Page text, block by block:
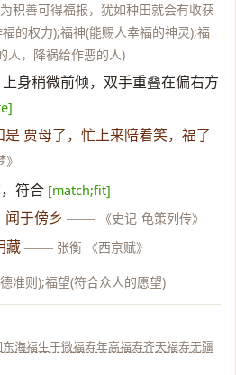
积善可得福报，犹如种田就会有收获
的权力);福神(能赐人幸福的神灵);福
人，降祸给作恶的人)
上身稍微前倾，双手重叠在偏右方
是 贾母了，忙上来陪着笑，福了
》
符合 [match;fit]
闻于傍乡 —— 《史记·龟策列传》
藏 —— 张衡 《西京赋》
准则);福望(符合众人的愿望)
海福生于微福寿年高福寿齐天福寿无疆